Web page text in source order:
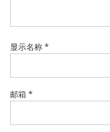
显示名称*
邮箱 *